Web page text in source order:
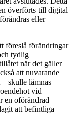
överförts till digital
eller
föreslå förändringar
tydlig
när det gäller
att nuvarande
skulle lämnas
vid
en oförändrad
att befintliga